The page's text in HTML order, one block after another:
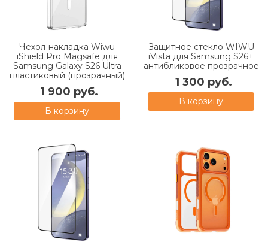
Чехол-накладка Wiwu
iShield Pro Magsafe для
Samsung Galaxy S26 Ultra
пластиковый (прозрачный)
1 900 руб.
В корзину
Защитное стекло WIWU
iVista для Samsung S26+
антибликовое прозрачное
1 300 руб.
В корзину